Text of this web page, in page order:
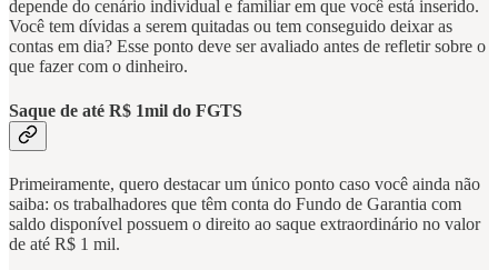
depende do cenário individual e familiar em que você está inserido.
Você tem dívidas a serem quitadas ou tem conseguido deixar as
contas em dia? Esse ponto deve ser avaliado antes de refletir sobre o
que fazer com o dinheiro.
Saque de até R$ 1mil do FGTS
Primeiramente, quero destacar um único ponto caso você ainda não
saiba: os trabalhadores que têm conta do Fundo de Garantia com
saldo disponível possuem o direito ao saque extraordinário no valor
de até R$ 1 mil.